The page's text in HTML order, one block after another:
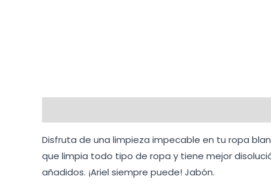
Disfruta de una limpieza impecable en tu ropa
que limpia todo tipo de ropa y tiene mejor
añadidos. ¡Ariel siempre puede! Jabón.